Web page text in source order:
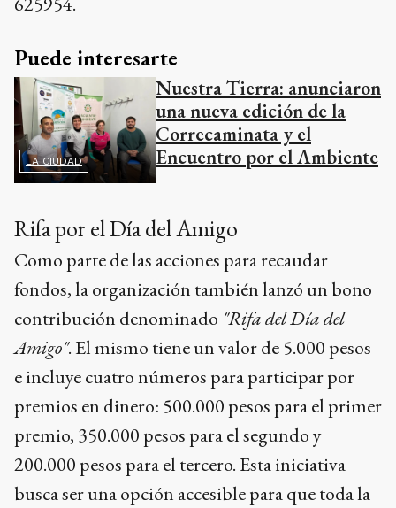
Puede interesarte
LA CIUDAD
Nuestra Tierra: anunciaron
una nueva edición de la
Correcaminata y el
Encuentro por el Ambiente
Rifa por el Día del Amigo
Como parte de las acciones para recaudar
fondos, la organización también lanzó un bono
contribución denominado "Rifa del Día del
Amigo". El mismo tiene un valor de 5.000 pesos
e incluye cuatro números para participar por
premios en dinero: 500.000 pesos para el primer
premio, 350.000 pesos para el segundo y
200.000 pesos para el tercero. Esta iniciativa
busca ser una opción accesible para que toda la